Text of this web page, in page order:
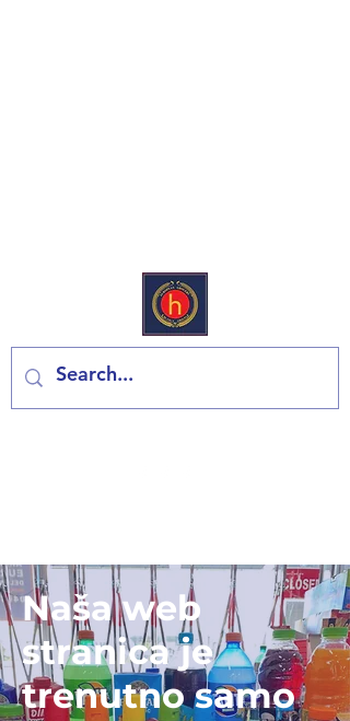
Naša web
stranica je
trenutno samo